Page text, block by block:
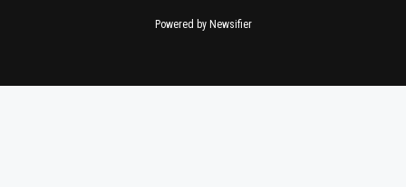
Powered by Newsifier